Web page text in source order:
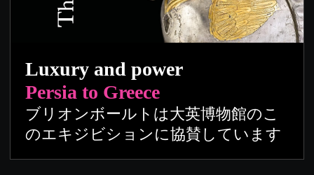
Luxury and power
Persia to Greece
ブリオンボールトは大英博物館のこ
のエキジビションに協賛しています